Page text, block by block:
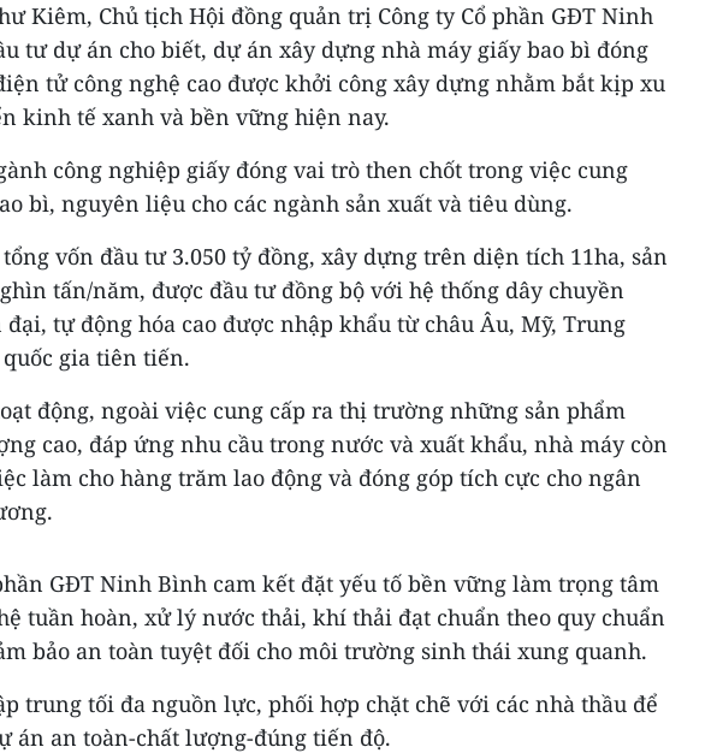
Kiêm, Chủ tịch Hội đồng quản trị Công ty Cổ phần GĐT Ninh
tư dự án cho biết, dự án xây dựng nhà máy giấy bao bì đóng
tử công nghệ cao được khởi công xây dựng nhằm bắt kịp xu
kinh tế xanh và bền vững hiện nay.
công nghiệp giấy đóng vai trò then chốt trong việc cung
bì, nguyên liệu cho các ngành sản xuất và tiêu dùng.
vốn đầu tư 3.050 tỷ đồng, xây dựng trên diện tích 11ha, sản
tấn/năm, được đầu tư đồng bộ với hệ thống dây chuyền
tự động hóa cao được nhập khẩu từ châu Âu, Mỹ, Trung
quốc gia tiên tiến.
động, ngoài việc cung cấp ra thị trường những sản phẩm
cao, đáp ứng nhu cầu trong nước và xuất khẩu, nhà máy còn
làm cho hàng trăm lao động và đóng góp tích cực cho ngân
GĐT Ninh Bình cam kết đặt yếu tố bền vững làm trọng tâm
tuần hoàn, xử lý nước thải, khí thải đạt chuẩn theo quy chuẩn
bảo an toàn tuyệt đối cho môi trường sinh thái xung quanh.
trung tối đa nguồn lực, phối hợp chặt chẽ với các nhà thầu để
án an toàn-chất lượng-đúng tiến độ.